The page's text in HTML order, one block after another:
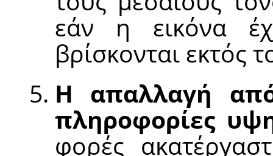
εάν η εικόνα
βρίσκονται εκτός
Η απαλλαγή από
πληροφορίες
φορές